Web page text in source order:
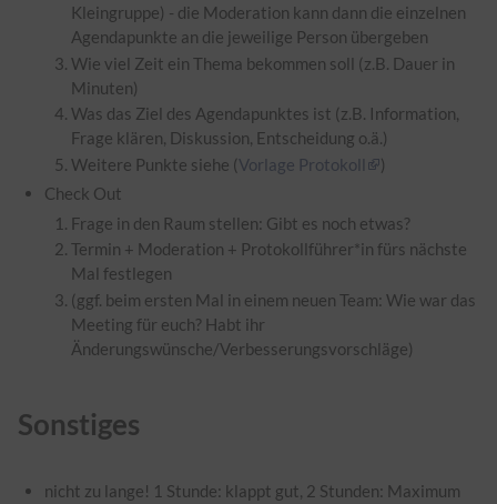
Kleingruppe) - die Moderation kann dann die einzelnen
Agendapunkte an die jeweilige Person übergeben
Wie viel Zeit ein Thema bekommen soll (z.B. Dauer in
Minuten)
Was das Ziel des Agendapunktes ist (z.B. Information,
Frage klären, Diskussion, Entscheidung o.ä.)
Weitere Punkte siehe (Vorlage Protokoll
)
Check Out
Frage in den Raum stellen: Gibt es noch etwas?
Termin + Moderation + Protokollführer*in fürs nächste
Mal festlegen
(ggf. beim ersten Mal in einem neuen Team: Wie war das
Meeting für euch? Habt ihr
Änderungswünsche/Verbesserungsvorschläge)
Sonstiges
nicht zu lange! 1 Stunde: klappt gut, 2 Stunden: Maximum